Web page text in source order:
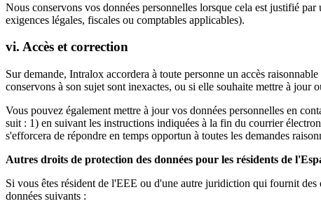
Nous conservons vos données personnelles lorsque cela est justifié
exigences légales, fiscales ou comptables applicables).
vi. Accès et correction
Sur demande, Intralox accordera à toute personne un accès
conservons à son sujet sont inexactes, ou si elle souhaite mettre à jour
Vous pouvez également mettre à jour vos données personnelles en
suit : 1) en suivant les instructions indiquées à la fin du courrier
s'efforcera de répondre en temps opportun à toutes les demandes
Autres droits de protection des données pour les résidents de
Si vous êtes résident de l'EEE ou d'une autre juridiction qui fournit
données suivants :